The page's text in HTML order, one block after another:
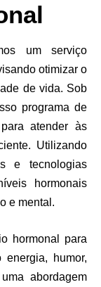
um serviço
otimizar o
de vida. Sob
programa de
atender às
Utilizando
e tecnologias
hormonais
e mental.
hormonal para
humor,
abordagem